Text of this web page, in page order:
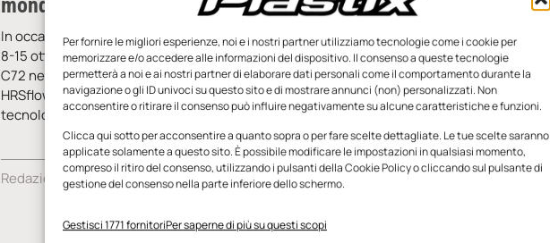
Per fornire le migliori esperienze, noi e i nostri partner utilizziamo tecnologie come i cookie per
memorizzare e/o accedere alle informazioni del dispositivo. Il consenso a queste tecnologie
permetterà a noi e ai nostri partner di elaborare dati personali come il comportamento durante la
navigazione o gli ID univoci su questo sito e di mostrare annunci (non) personalizzati. Non
acconsentire o ritirare il consenso può influire negativamente su alcune caratteristiche e funzioni.
Clicca qui sotto per acconsentire a quanto sopra o per fare scelte dettagliate. Le tue scelte saranno
applicate solamente a questo sito. È possibile modificare le impostazioni in qualsiasi momento,
compreso il ritiro del consenso, utilizzando i pulsanti della Cookie Policy o cliccando sul pulsante di
gestione del consenso nella parte inferiore dello schermo.
Gestisci 1771 fornitoriPer saperne di più su questi scopi
mondo dei canali caldi
In occasione della fiera K (Düsseldorf,
8-15 ottobre 2025), presso lo stand
C72 nel padiglione 1, Oerlikon
HRSflow presenterà la rivoluzionaria
tecnologia a canale caldo
Redazione 1 Settembre 2025